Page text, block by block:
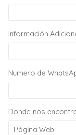
Información
Numero de
Donde nos